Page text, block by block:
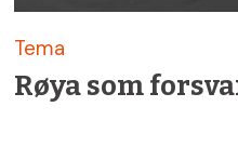
Tema
Røya som